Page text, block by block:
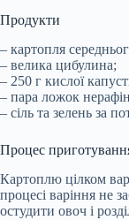
Продукти
– картопля
– велика цибулина;
– 250 г кислої
– пара ложок
– сіль та зелень за
Процес
Картоплю цілком
процесі варіння не
остудити овоч і